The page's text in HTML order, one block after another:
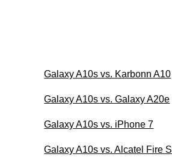
Galaxy A10s vs. Karbonn A10
Galaxy A10s vs. Galaxy A20e
Galaxy A10s vs. iPhone 7
Galaxy A10s vs. Alcatel Fire S